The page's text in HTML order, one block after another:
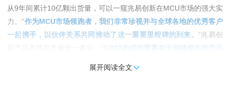
从9年间累计10亿颗出货量，可以一窥兆易创新在MCU市场的强大实
力。“作为MCU市场领跑者，我们非常珍视并与全球各地的优秀客户
一起携手，以伙伴关系共同推动了这一重要里程碑的到来。”兆易创
GD32的成功要素在于持续领先的产品
展开阅读全文